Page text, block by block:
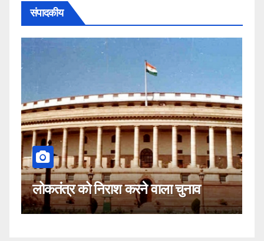
संपादकीय
चुनाव
कहीं यह सीजेआई के खिलाफ साजिश
नहीं!